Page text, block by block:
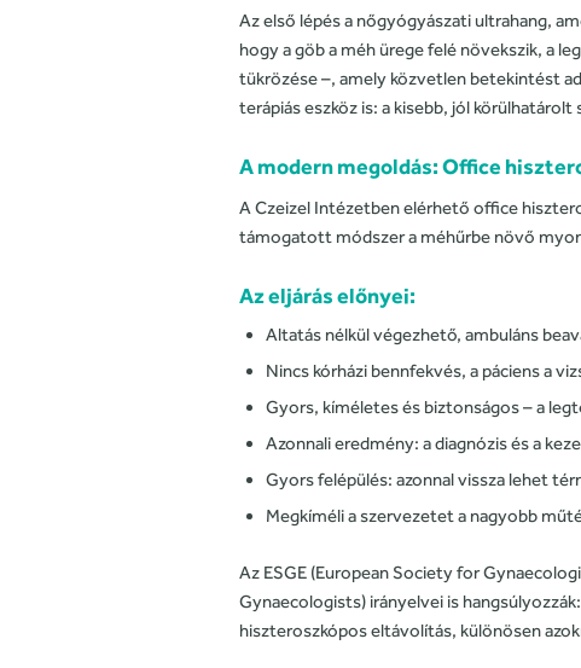
Az első lépés a nőgyógyászati ultrahang,
hogy a göb a méh ürege felé növekszik, a
tükrözése –, amely közvetlen betekintést
terápiás eszköz is: a kisebb, jól
A modern megoldás:Office
A Czeizel Intézetben elérhető office
támogatott módszer a méhűrbe növő
Az eljárás előnyei:
Altatás nélkül végezhető, ambuláns
Nincs kórházi bennfekvés, a páciens a
Gyors, kíméletes és biztonságos – a
Azonnali eredmény: a diagnózis és a
Gyors felépülés: azonnal vissza lehet
Megkíméli a szervezetet a nagyobb
Az ESGE (European Society for
Gynaecologists) irányelvei is
hiszteroszkópos eltávolítás, különösen